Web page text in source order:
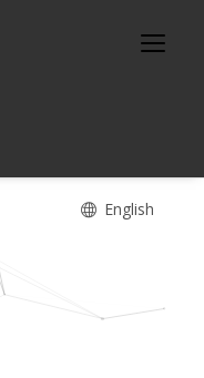
English